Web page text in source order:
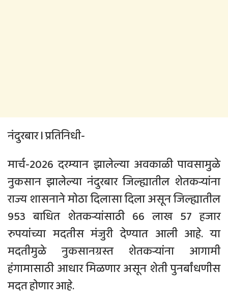
नंदुरबार l प्रतिनिधी-
मार्च-2026 दरम्यान झालेल्या अवकाळी पावसामुळे
नुकसान झालेल्या नंदुरबार जिल्ह्यातील शेतकऱ्यांना
राज्य शासनाने मोठा दिलासा दिला असून जिल्ह्यातील
953 बाधित शेतकऱ्यांसाठी 66 लाख 57 हजार
रुपयांच्या मदतीस मंजुरी देण्यात आली आहे. या
मदतीमुळे नुकसानग्रस्त शेतकऱ्यांना आगामी
हंगामासाठी आधार मिळणार असून शेती पुनर्बांधणीस
मदत होणार आहे.